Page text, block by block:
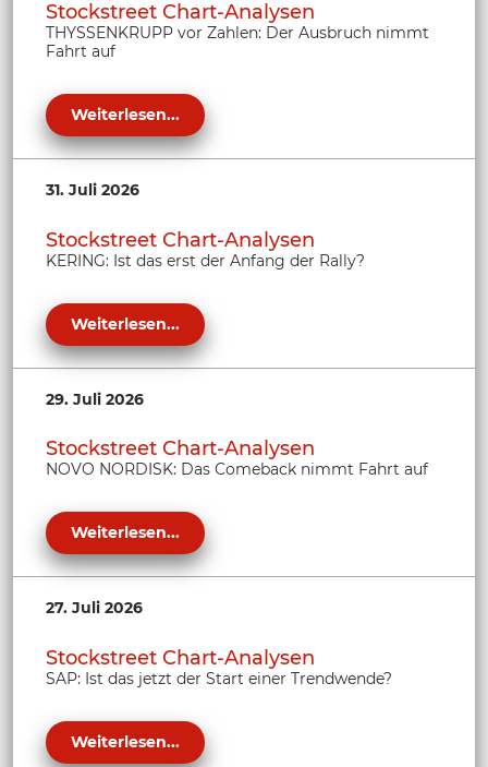
Stockstreet Chart-Analysen
THYSSENKRUPP vor Zahlen: Der Ausbruch nimmt
Fahrt auf
Weiterlesen...
31. Juli 2026
Stockstreet Chart-Analysen
KERING: Ist das erst der Anfang der Rally?
Weiterlesen...
29. Juli 2026
Stockstreet Chart-Analysen
NOVO NORDISK: Das Comeback nimmt Fahrt auf
Weiterlesen...
27. Juli 2026
Stockstreet Chart-Analysen
SAP: Ist das jetzt der Start einer Trendwende?
Weiterlesen...